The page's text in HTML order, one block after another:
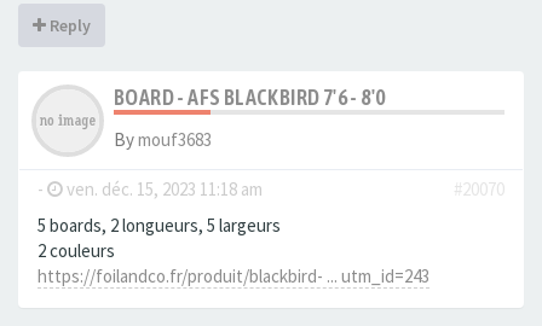
Reply
BOARD - AFS BLACKBIRD 7'6 - 8'0
Bymouf3683
- ven. déc. 15, 2023 11:18 am
#20070
5 boards, 2 longueurs, 5 largeurs
2 couleurs
https://foilandco.fr/produit/blackbird- ... utm_id=243